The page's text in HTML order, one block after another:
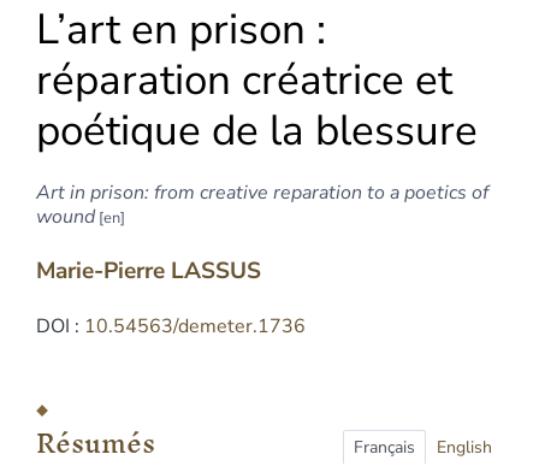
L’art en prison :
réparation créatrice et
poétique de la blessure
Art in prison: from creative reparation to a poetics of
wound
Marie-Pierre LASSUS
DOI : 10.54563/demeter.1736
Index
Plan
Résumés Français English